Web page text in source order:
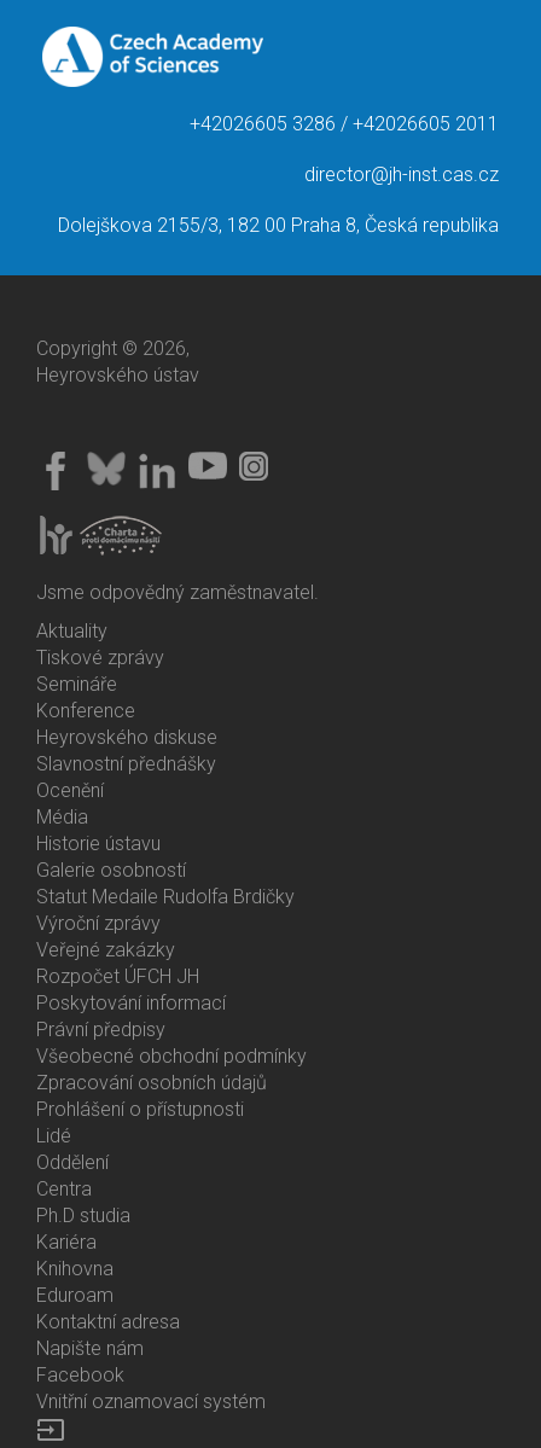
+42026605 3286 / +42026605 2011
director@jh-inst.cas.cz
Dolejškova 2155/3, 182 00 Praha 8, Česká republika
Copyright © 2026,
Heyrovského ústav
Jsme odpovědný zaměstnavatel.
Bottom
Menu
Activities
Aktuality
Tiskové zprávy
Semináře
Konference
Heyrovského diskuse
Slavnostní přednášky
Ocenění
Média
Historie ústavu
Galerie osobností
Statut Medaile Rudolfa Brdičky
Bottom
Menu
About
Us
Výroční zprávy
Veřejné zakázky
Rozpočet ÚFCH JH
Poskytování informací
Právní předpisy
Všeobecné obchodní podmínky
Zpracování osobních údajů
Prohlášení o přístupnosti
Bottom
Menu
Contacts
Lidé
Oddělení
Centra
Ph.D studia
Kariéra
Knihovna
Eduroam
Kontaktní adresa
Napište nám
Facebook
Vnitřní oznamovací systém
input